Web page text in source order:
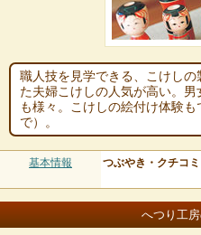
職人技を見学できる、こけし
た夫婦こけしの人気が高い。
も様々。こけしの絵付け体験
で）。
基本情報 つぶやき・クチコミ
へつり工